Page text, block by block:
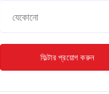
ফিল্টার প্রয়োগ করুন